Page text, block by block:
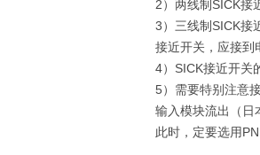
2）两线制SICK接
3）三线制SICK接
接近开关，应接到
4）SICK接近开关
5）需要特别注意
输入模块流出（日
此时，定要选用